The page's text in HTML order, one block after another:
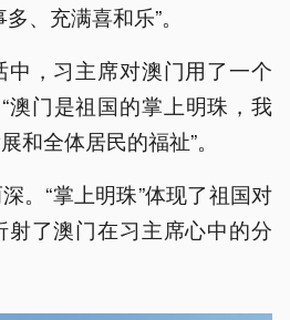
、充满喜和乐”。
，习主席对澳门用了一个
澳门是祖国的掌上明珠，我
和全体居民的福祉”。
。“掌上明珠”体现了祖国对
了澳门在习主席心中的分